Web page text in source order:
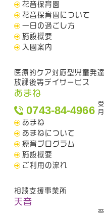
花音保育園
花音保育園について
一日の過ごし方
施設概要
入園案内
医療的ケア対応型児童発
放課後等デイサービス
あまね
0743-84-4966
あまね
あまねについて
療育プログラム
施設概要
ご利用の流れ
相談支援事業所
天音